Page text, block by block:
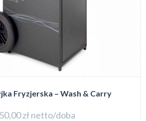
Fryzjerska – Wash & Carry
zł netto/doba